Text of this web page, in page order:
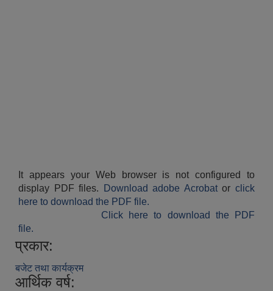
It appears your Web browser is not configured to
display PDF files.
Download adobe Acrobatorclick
here to download the PDF file.
Click here to download the PDF
file.
प्रकार:
बजेट तथा कार्यक्रम
आर्थिक वर्ष: